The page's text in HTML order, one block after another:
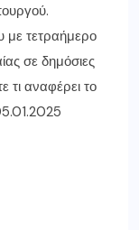
με τετραήμερο
σε δημόσιες
τι αναφέρει το